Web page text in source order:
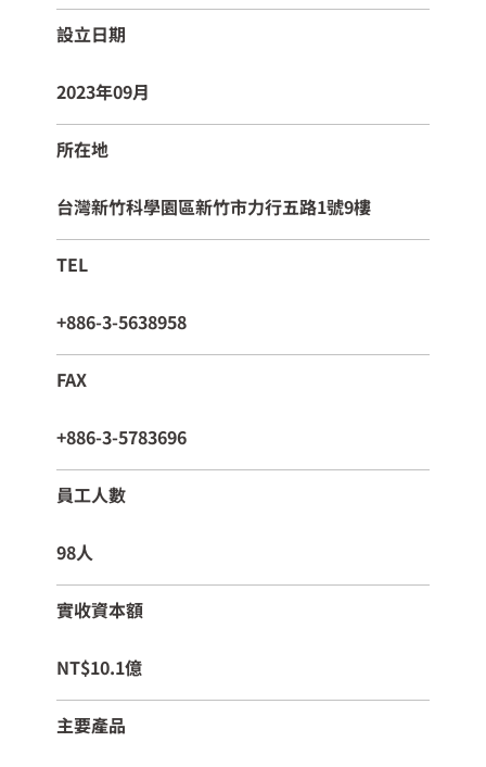
設立日期
2023年09月
所在地
台灣新竹科學園區新竹市力行五路1號9樓
TEL
+886-3-5638958
FAX
+886-3-5783696
員工人數
98人
實收資本額
NT$10.1億
主要產品